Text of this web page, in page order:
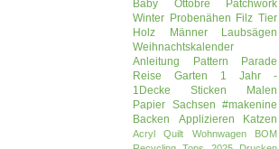
Baby
Ottobre
Patchwork
Winter Probenähen Filz Tier
Holz
Männer
Laubsägen
Weihnachtskalender
Anleitung
Pattern Parade
Reise
Garten
1 Jahr -
1Decke
Sticken
Malen
Papier Sachsen #makenine
Backen
Applizieren Katzen
Acryl Quilt Wohnwagen
BOM